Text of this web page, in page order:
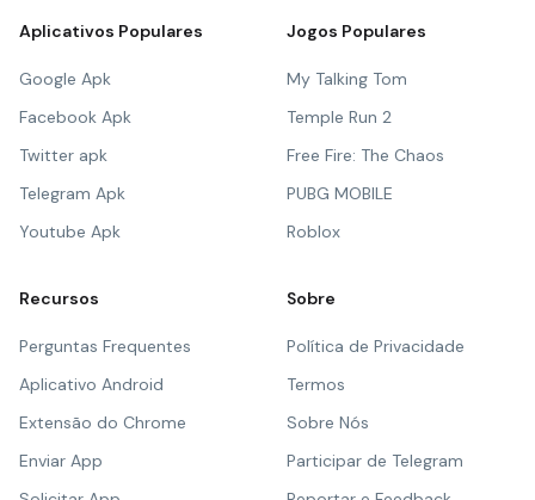
Aplicativos Populares
Google Apk
Facebook Apk
Twitter apk
Telegram Apk
Youtube Apk
Jogos Populares
My Talking Tom
Temple Run 2
Free Fire: The Chaos
PUBG MOBILE
Roblox
Recursos
Perguntas Frequentes
Aplicativo Android
Extensão do Chrome
Enviar App
Sobre
Política de Privacidade
Termos
Sobre Nós
Participar de Telegram